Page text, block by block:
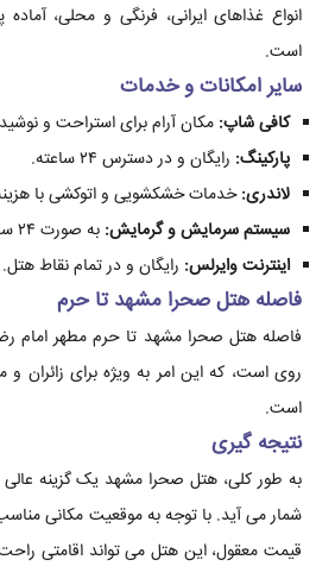
انواع غذاهای ایرانی، فرنگی و محلی، آماده
است.
سایر امکانات و خدمات
کافی شاپ: مکان آرام برای استراحت و
پارکینگ: رایگان و در دسترس ۲۴ ساعته.
لاندری:خدمات خشکشویی و اتوکشی با
سیستم سرمایش و گرمایش: به صورت ۲۴ ساعته فعال است.
اینترنت وایرلس: رایگان و در تمام نقاط هتل.
فاصله هتل صحرا مشهد تا حرم
روی است، که این امر به ویژه برای زائران و
است.
نتیجه گیری
به طور کلی، هتل صحرا مشهد یک گزینه عالی
شمار می آید. با توجه به موقعیت مکانی
قیمت معقول، این هتل می تواند اقامتی